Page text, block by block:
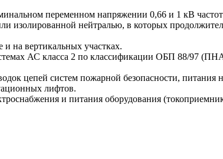
переменном напряжении 0,66 и 1 кВ
изолированной нейтралью, в которых
и на вертикальных участках.
АС класса 2 по классификации ОБП 88/97
цепей систем пожарной безопасности,
лифтов.
и питания оборудования